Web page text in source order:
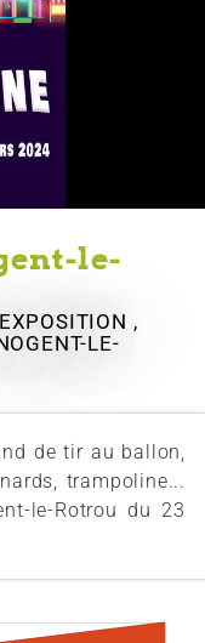
le-
,
LE-
de tir au ballon,
trampoline...
le-Rotrou du 23